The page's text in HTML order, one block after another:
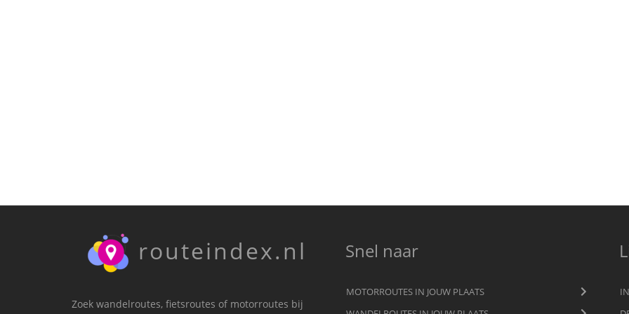
routeindex.nl
Zoek wandelroutes, fietsroutes of motorroutes bij
Snel naar
MOTORROUTES IN JOUW PLAATS